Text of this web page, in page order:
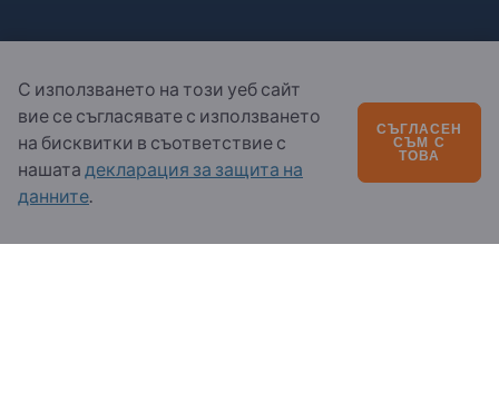
Ч.З.В.
Нашето предлагане на услуги
За нас
С използването на този уеб сайт
вие се съгласявате с използването
на бисквитки в съответствие с
нашата декларация за защита на
данните.
СЪГЛАСЕН
СЪМ С
ТОВА